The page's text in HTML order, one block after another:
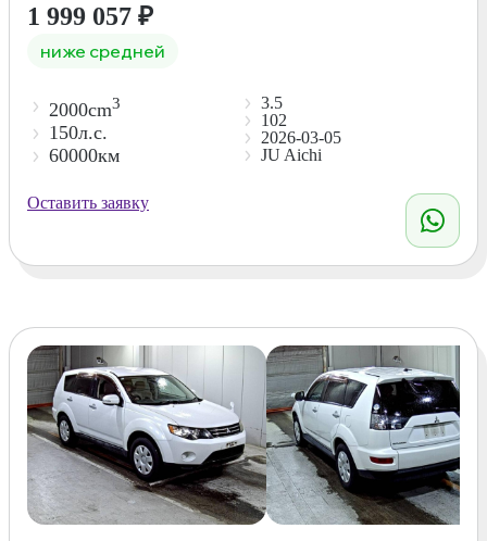
1 999 057 ₽
ниже средней
2000cm3
150л.с.
60000км
3.5
102
2026-03-05
JU Aichi
Оставить заявку